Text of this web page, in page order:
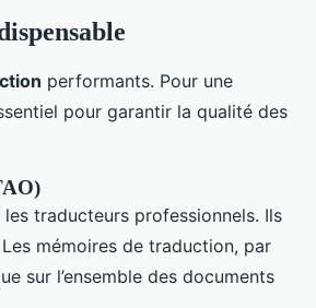
performants. Pour une
pour garantir la qualité des
traducteurs professionnels. Ils
mémoires de traduction, par
sur l’ensemble des documents